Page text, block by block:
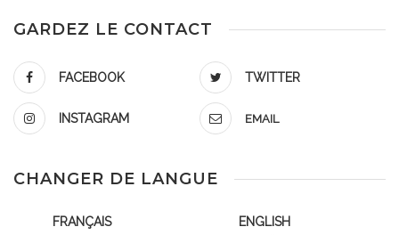
GARDEZ LE CONTACT
FACEBOOK TWITTER
INSTAGRAM EMAIL
CHANGER DE LANGUE
FRANÇAIS
ENGLISH